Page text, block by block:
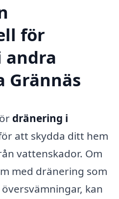
för
andra
Grännäs
dränering i
att skydda ditt hem
vattenskador. Om
med dränering som
kan